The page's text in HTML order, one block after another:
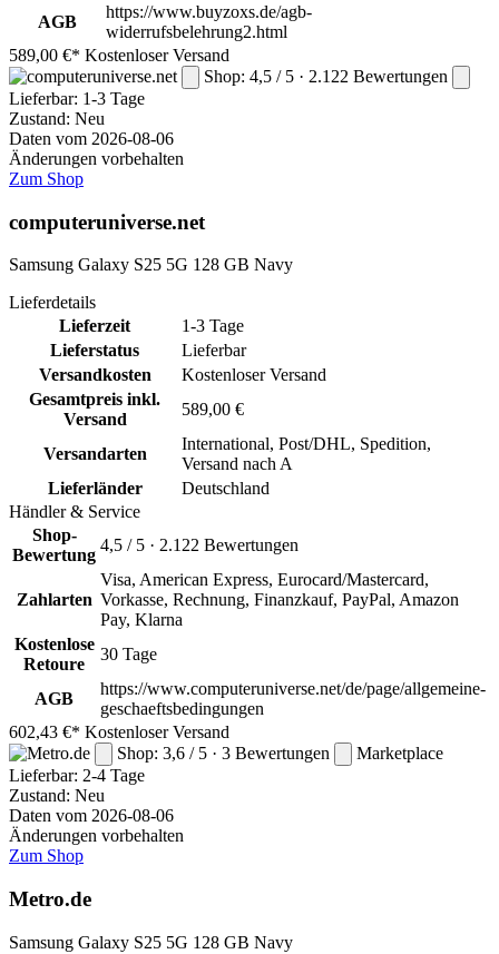
AGB
https://www.buyzoxs.de/agb-
widerrufsbelehrung2.html
589,00 €* Kostenloser Versand
Shop: 4,5 / 5 · 2.122 Bewertungen
Lieferbar: 1-3 Tage
Zustand: Neu
Daten vom 2026-08-06
Änderungen vorbehalten
Zum Shop
computeruniverse.net
Samsung Galaxy S25 5G 128 GB Navy
Lieferdetails
Lieferzeit
1-3 Tage
Lieferstatus
Lieferbar
Versandkosten
Kostenloser Versand
Gesamtpreis inkl.
Versand
589,00 €
Versandarten
International, Post/DHL, Spedition,
Versand nach A
Lieferländer
Deutschland
Händler & Service
Shop-
Bewertung
4,5 / 5 · 2.122 Bewertungen
Zahlarten
Visa, American Express, Eurocard/Mastercard,
Vorkasse, Rechnung, Finanzkauf, PayPal, Amazon
Pay, Klarna
Kostenlose
Retoure
30 Tage
AGB
https://www.computeruniverse.net/de/page/allgemeine-
geschaeftsbedingungen
602,43 €* Kostenloser Versand
Shop: 3,6 / 5 · 3 Bewertungen
Marketplace
Lieferbar: 2-4 Tage
Zustand: Neu
Daten vom 2026-08-06
Änderungen vorbehalten
Zum Shop
Metro.de
Samsung Galaxy S25 5G 128 GB Navy